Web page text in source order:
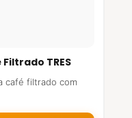
TRES
café filtrado com